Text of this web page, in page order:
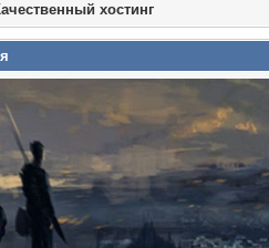
хостинг